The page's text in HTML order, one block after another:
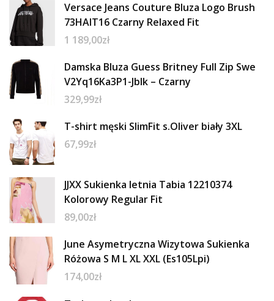
Versace Jeans Couture Bluza Logo Brush
73HAIT16 Czarny Relaxed Fit
1 189,00zł
Damska Bluza Guess Britney Full Zip Swe
V2Yq16Ka3P1-Jblk – Czarny
329,99zł
T-shirt męski SlimFit s.Oliver biały 3XL
67,99zł
JJXX Sukienka letnia Tabia 12210374
Kolorowy Regular Fit
89,00zł
June Asymetryczna Wizytowa Sukienka
Różowa S M L XL XXL (Es105Lpi)
174,00zł